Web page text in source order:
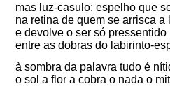
mas luz-casulo: espelho que
na retina de quem se arrisca a
e devolve o ser só pressentido
entre as dobras do labirinto-
à sombra da palavra tudo é
o sol a flor a cobra o nada o